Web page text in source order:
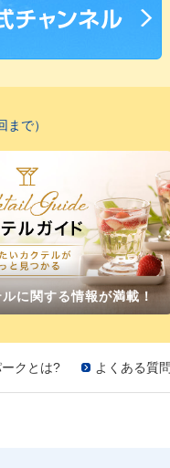
で）
ルに関する情報が満載！
クとは? よくある質問